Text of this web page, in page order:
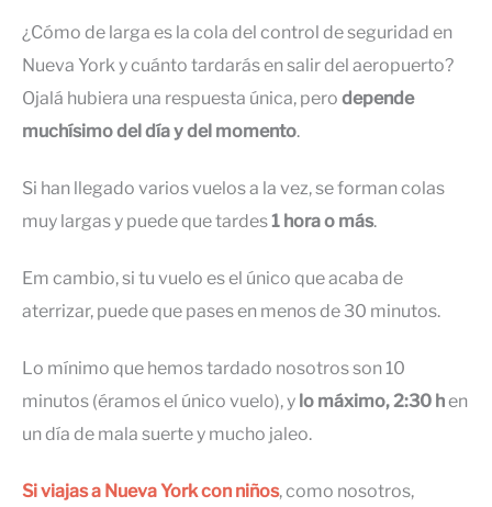
¿Cómo de larga es la cola del control de seguridad en
Nueva York y cuánto tardarás en salir del aeropuerto?
Ojalá hubiera una respuesta única, pero depende
muchísimo del día y del momento.
Si han llegado varios vuelos a la vez, se forman colas
muy largas y puede que tardes1 horao más.
Em cambio, si tu vuelo es el único que acaba de
aterrizar, puede que pases en menos de 30 minutos.
Lo mínimo que hemos tardado nosotros son 10
minutos (éramos el único vuelo), y lo máximo, 2:30 hen
un día de mala suerte y mucho jaleo.
Si viajas a Nueva York con niños, como nosotros,